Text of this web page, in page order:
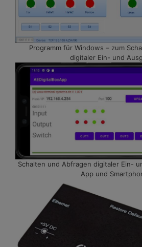
Programm für Windows – zum
digitaler Ein- und
Schalten und Abfragen digitaler Ein-
App und